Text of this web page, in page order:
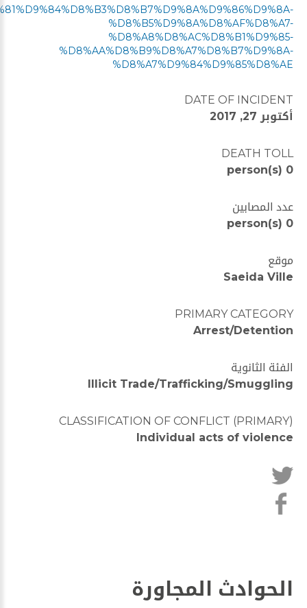
%D8%B5%D9%8A%D8%AF%D8%A7-
%D8%A8%D8%AC%D8%B1%D9%85-
%D8%AA%D8%B9%D8%A7%D8%B7%D9%8A-
%D8%A7%D9%84%D9%85%D8%AE
DATE OF INCIDENT
أكتوبر 27, 2017
DEATH TOLL
0 person(s)
عدد المصابين
0 person(s)
موقع
Saeida Ville
PRIMARY CATEGORY
Arrest/Detention
الفئة الثانوية
Illicit Trade/Trafficking/Smuggling
CLASSIFICATION OF CONFLICT (PRIMARY)
Individual acts of violence
الحوادث المجاورة